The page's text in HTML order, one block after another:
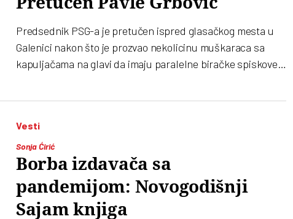
Predsednik PSG-a je pretučen ispred glasačkog mesta u
Galenici nakon što je prozvao nekolicinu muškaraca sa
kapuljačama na glavi da imaju paralelne biračke spiskove.
Vesti
Sonja Ćirić
Borba izdavača sa
pandemijom: Novogodišnji
Sajam knjiga